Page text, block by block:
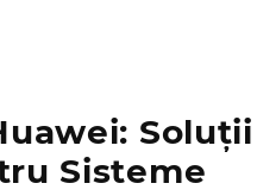
Soluții
Sisteme